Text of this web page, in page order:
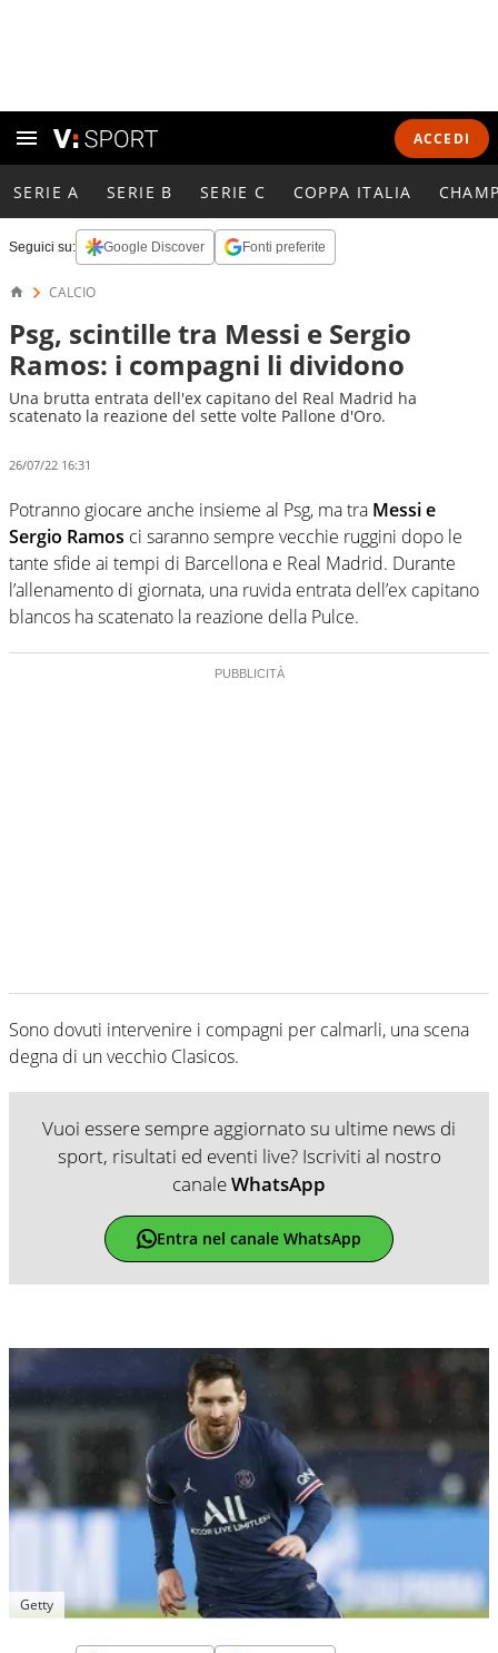
ACCEDI
SERIE A SERIE B SERIE C COPPA ITALIA
Seguici su: Google Discover Fonti preferite
CALCIO
Psg, scintille tra Messi e Sergio
Ramos: i compagni li dividono
Una brutta entrata dell'ex capitano del Real Madrid ha
scatenato la reazione del sette volte Pallone d'Oro.
26/07/22 16:31
Potranno giocare anche insieme al Psg, ma tra Messi e
Sergio Ramos ci saranno sempre vecchie ruggini dopo le
tante sfide ai tempi di Barcellona e Real Madrid. Durante
l’allenamento di giornata, una ruvida entrata dell’ex capitano
blancos ha scatenato la reazione della Pulce.
Sono dovuti intervenire i compagni per calmarli, una scena
degna di un vecchio Clasicos.
Vuoi essere sempre aggiornato su ultime news di
sport, risultati ed eventi live? Iscriviti al nostro
canaleWhatsApp
Entra nel canale WhatsApp
Getty